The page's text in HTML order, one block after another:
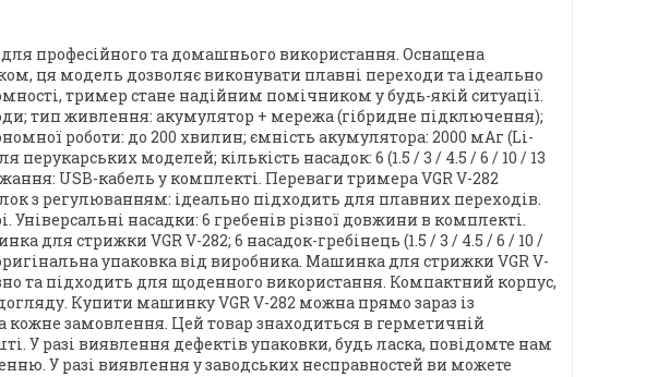
професійного та домашнього використання. Оснащена
ця модель дозволяє виконувати плавні переходи та ідеально
тример стане надійним помічником у будь-якій ситуації.
тип живлення: акумулятор + мережа (гібридне підключення);
роботи: до 200 хвилин; ємність акумулятора: 2000 мАг (Li-
моделей; кількість насадок: 6 (1.5 / 3 / 4.5 / 6 / 10 / 13
USB-кабель у комплекті. Переваги тримера VGR V-282
з регулюванням: ідеально підходить для плавних переходів.
Універсальні насадки: 6 гребенів різної довжини в комплекті.
для стрижки VGR V-282; 6 насадок-гребінець (1.5 / 3 / 4.5 / 6 / 10 /
упаковка від виробника. Машинка для стрижки VGR V-
та підходить для щоденного використання. Компактний корпус,
Купити машинку VGR V-282 можна прямо зараз із
кожне замовлення. Цей товар знаходиться в герметичній
У разі виявлення дефектів упаковки, будь ласка, повідомте нам
У разі виявлення у заводських несправностей ви можете